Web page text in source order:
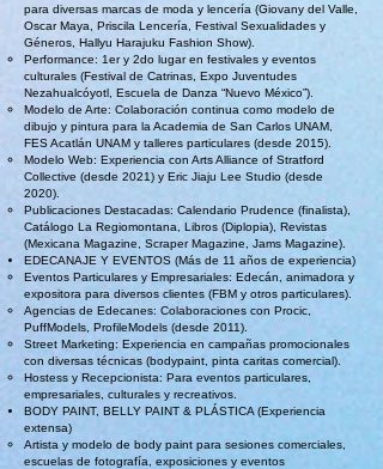
para diversas marcas de moda y lencería (Giovany del Valle,
Oscar Maya, Priscila Lencería, Festival Sexualidades y
Géneros, Hallyu Harajuku Fashion Show).
Performance: 1er y 2do lugar en festivales y eventos
culturales (Festival de Catrinas, Expo Juventudes
Nezahualcóyotl, Escuela de Danza “Nuevo México”).
Modelo de Arte: Colaboración continua como modelo de
dibujo y pintura para la Academia de San Carlos UNAM,
FES Acatlán UNAM y talleres particulares (desde 2015).
Modelo Web: Experiencia con Arts Alliance of Stratford
Collective (desde 2021) y Eric Jiaju Lee Studio (desde
2020).
Publicaciones Destacadas: Calendario Prudence (finalista),
Catálogo La Regiomontana, Libros (Diplopia), Revistas
(Mexicana Magazine, Scraper Magazine, Jams Magazine).
EDECANAJE Y EVENTOS (Más de 11 años de experiencia)
Eventos Particulares y Empresariales: Edecán, animadora y
expositora para diversos clientes (FBM y otros particulares).
Agencias de Edecanes: Colaboraciones con Procic,
PuffModels, ProfileModels (desde 2011).
Street Marketing: Experiencia en campañas promocionales
con diversas técnicas (bodypaint, pinta caritas comercial).
Hostess y Recepcionista: Para eventos particulares,
empresariales, culturales y recreativos.
BODY PAINT, BELLY PAINT & PLÁSTICA (Experiencia
extensa)
Artista y modelo de body paint para sesiones comerciales,
escuelas de fotografía, exposiciones y eventos